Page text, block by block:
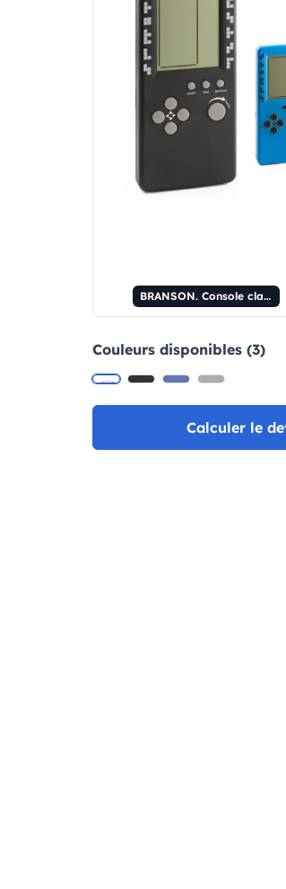
BRANSON. Console classique avec 26 jeux en ABS.
Couleurs disponibles (3)
Calculer le